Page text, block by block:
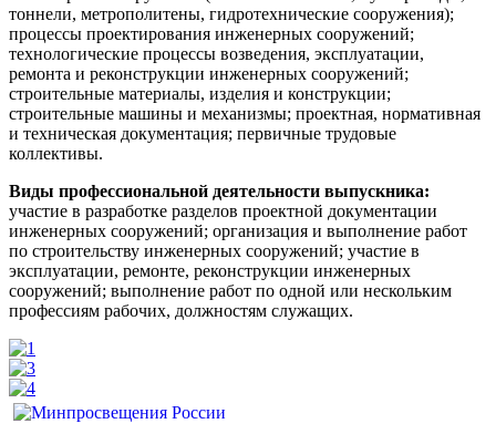
тоннели, метрополитены, гидротехнические сооружения);
процессы проектирования инженерных сооружений;
технологические процессы возведения, эксплуатации,
ремонта и реконструкции инженерных сооружений;
строительные материалы, изделия и конструкции;
строительные машины и механизмы; проектная, нормативная
и техническая документация; первичные трудовые
коллективы.
Виды профессиональной деятельности выпускника:
участие в разработке разделов проектной документации
инженерных сооружений; организация и выполнение работ
по строительству инженерных сооружений; участие в
эксплуатации, ремонте, реконструкции инженерных
сооружений; выполнение работ по одной или нескольким
профессиям рабочих, должностям служащих.